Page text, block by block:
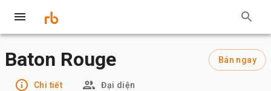
Baton Rouge Bán ngay
Chi tiết Đại diện